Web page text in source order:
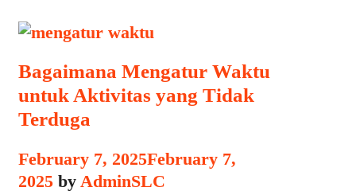
Bagaimana Mengatur Waktu
untuk Aktivitas yang Tidak
Terduga
February 7, 2025February 7,
2025 by AdminSLC